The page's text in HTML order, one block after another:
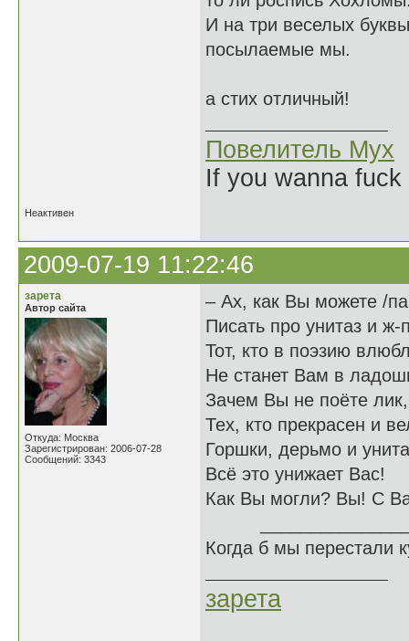
И на три веселых буквы
посылаемые мы.
а стих отличный!
Повелитель Мух
If you wanna
Неактивен
2009-07-19 11:22:46
зарета
Автор сайта
Откуда: Москва
Зарегистрирован: 2006-07-28
Сообщений: 3343
– Ах, как Вы можете /
Писать про унитаз и ж-
Тот, кто в поэзию
Не станет Вам в
Зачем Вы не поёте лик,
Тех, кто прекрасен и
Горшки, дерьмо и
Всё это унижает Вас!
Как Вы могли? Вы! С
Когда б мы перестали
зарета